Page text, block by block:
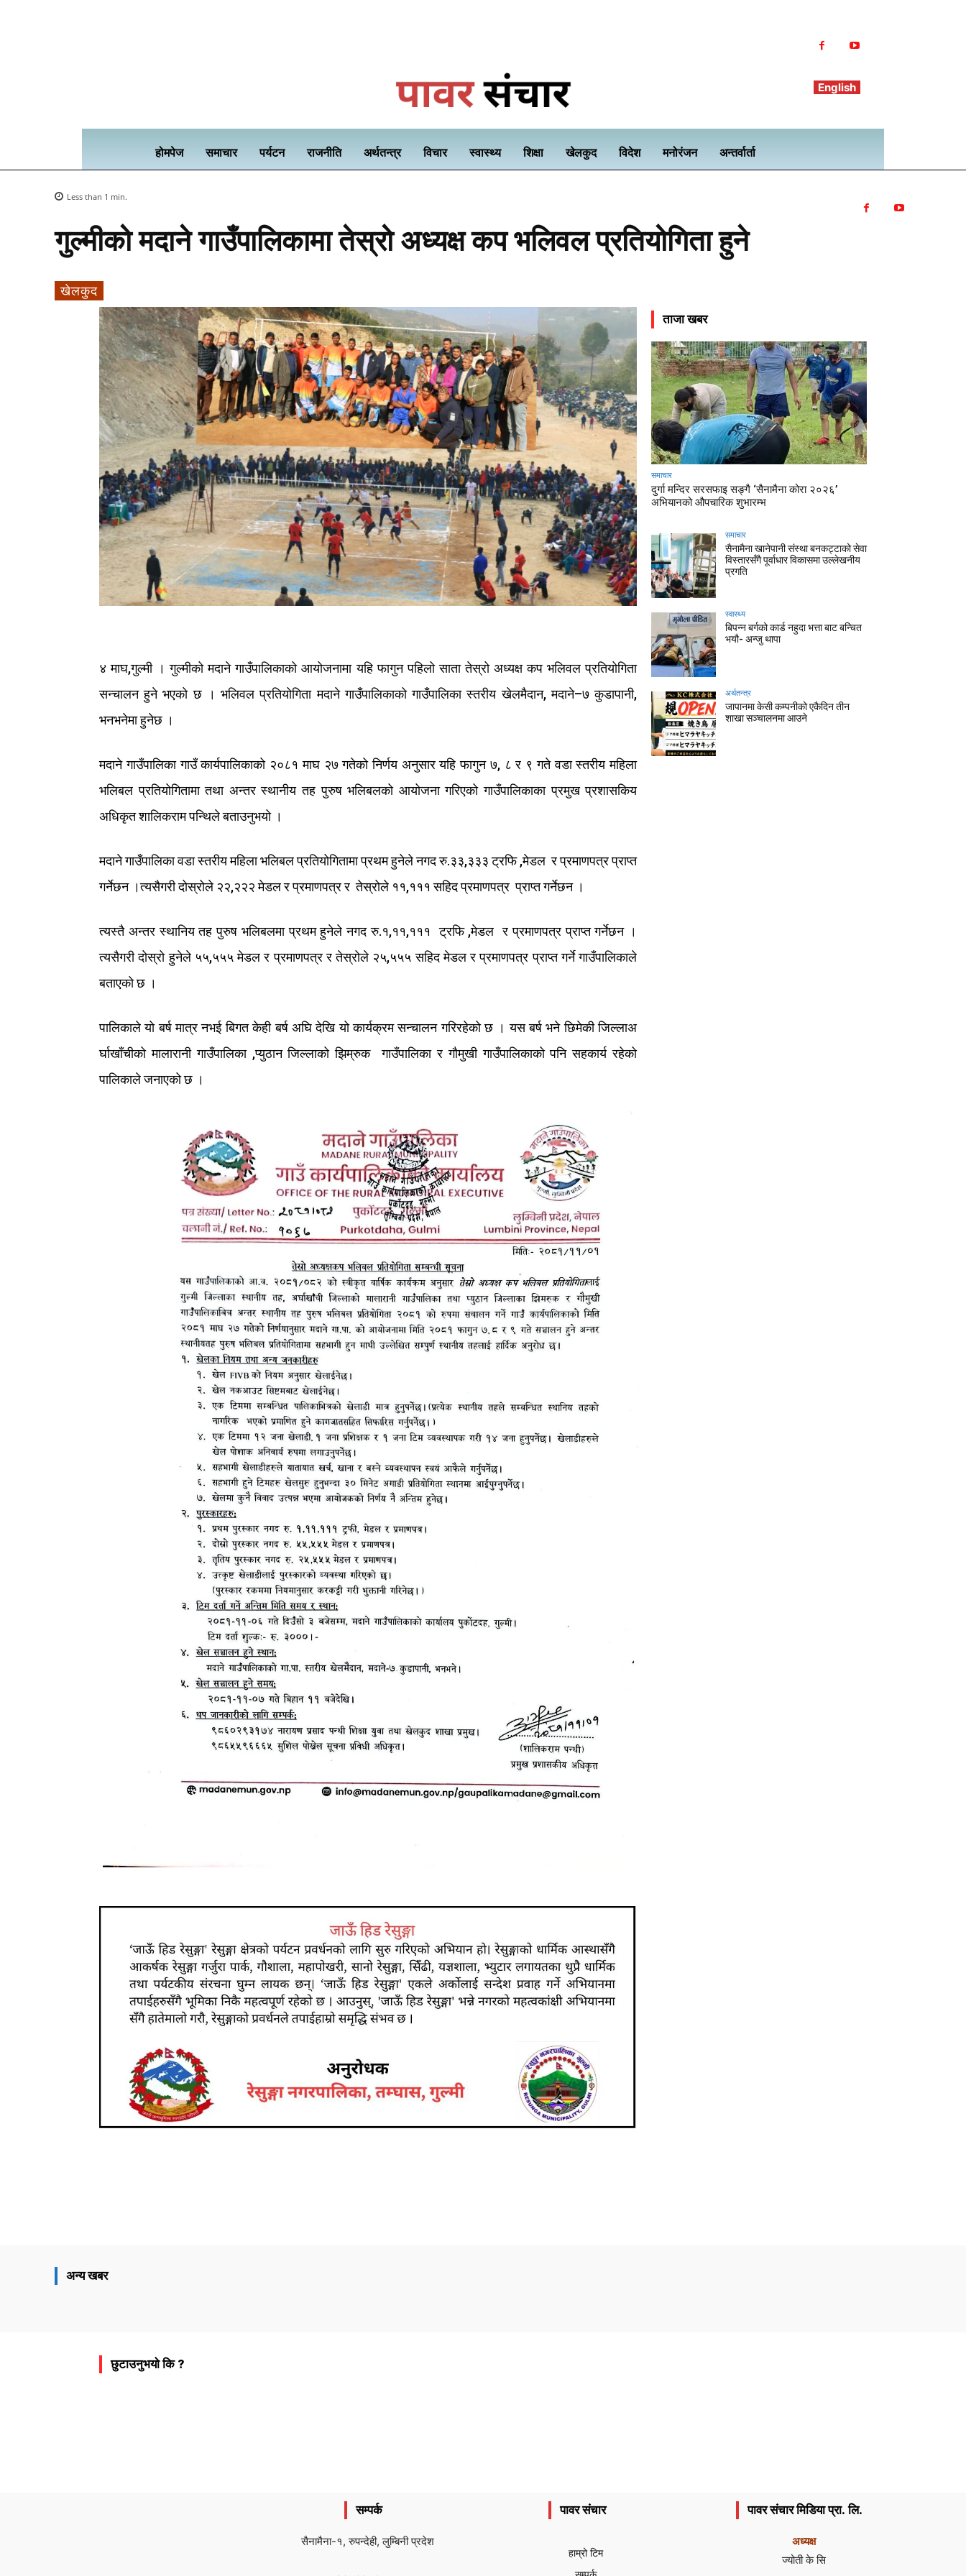
English
होमपेज समाचार पर्यटन राजनीति अर्थतन्त्र विचार स्वास्थ्य शिक्षा खेलकुद विदेश मनोरंजन अन्तर्वार्ता
Less than 1 min.
गुल्मीको मदाने गाउँपालिकामा तेस्रो अध्यक्ष कप भलिवल प्रतियोगिता हुने
खेलकुद
४ माघ,गुल्मी । गुल्मीको मदाने गाउँपालिकाको आयोजनामा यहि फागुन पहिलो साता तेस्रो अध्यक्ष कप भलिवल प्रतियोगिता
सन्चालनहुने भएको छ । भलिवल प्रतियोगिता मदाने गाउँपालिकाको गाउँपालिका स्तरीय खेलमैदान,मदाने–७ कुडापानी,
भनभनेमाहुनेछ ।
मदाने गाउँपालिका गाउँ कार्यपालिकाको २०८१ माघ २७ गतेको निर्णय अनुसारयहिफागुन ७, ८ र ९ गतेवडा स्तरीयमहिला
भलिबल प्रतियोगितामा तथा अन्तर स्थानीय तह पुरुष भलिबलको आयोजना गरिएको गाउँपालिकाका प्रमुख प्रशासकिय
अधिकृतशालिकरामपन्थिलेबताउनुभयो ।
मदानेगाउँपालिकावडास्तरीयमहिलाभलिबलप्रतियोगितामाप्रथमहुनेलेनगदरु.३३,३३३ ट्रफि,मेडल रप्रमाणपत्रप्राप्त
गर्नेछन ।त्यसैगरीदोस्रोले २२,२२२ मेडलरप्रमाणपत्रर तेस्रोले ११,१११ सहिदप्रमाणपत्र प्राप्तगर्नेछन ।
त्यस्तै अन्तर स्थानिय तह पुरुष भलिबलमा प्रथम हुनेले नगद रु.१,११,१११ ट्रफि,मेडल र प्रमाणपत्र प्राप्त गर्नेछन ।
त्यसैगरी दोस्रो हुनेले ५५,५५५ मेडल र प्रमाणपत्रर तेस्रोले २५,५५५ सहिद मेडल र प्रमाणपत्र प्राप्त गर्ने गाउँपालिकाले
बताएकोछ ।
पालिकाले यो बर्ष मात्र नभई बिगत केही बर्ष अघि देखि यो कार्यक्रम सन्चालन गरिरहेको छ । यस बर्ष भने छिमेकी जिल्लाअ
र्घाखाँचीको मालारानी गाउँपालिका,प्युठान जिल्लाको झिम्रुक गाउँपालिका र गौमुखी गाउँपालिकाको पनि सहकार्य रहेको
पालिकालेजनाएकोछ ।
ताजा खबर
समाचार
दुर्गा मन्दिर सरसफाइ सङ्गै ‘सैनामैना कोरा २०२६’
अभियानको औपचारिक शुभारम्भ
समाचार
सैनामैना खानेपानी संस्था बनकट्टाको सेवा
विस्तारसँगै पूर्वाधार विकासमा उल्लेखनीय
प्रगति
स्वास्थ्य
बिपन्न बर्गको कार्ड नहुदा भत्ता बाट बन्चित
भयौ- अन्जु थापा
अर्थतन्त्र
जापानमा केसी कम्पनीको एकैदिन तीन
शाखा सञ्चालनमा आउने
अन्य खबर
छुटाउनुभयो कि ?
सम्पर्क
सैनामैना-१, रुपन्देही, लुम्बिनी प्रदेश
पावर संचार
हाम्रो टिम
पावर संचार मिडिया प्रा. लि.
अध्यक्ष
ज्योती के सि